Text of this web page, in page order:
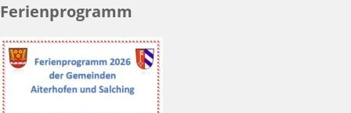
Ferienprogramm